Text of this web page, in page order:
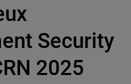
Security
2025